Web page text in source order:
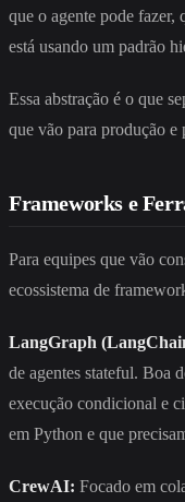
que o agente pode fazer,
está usando um padrão
Essa abstração é o que
que vão para produção e
Frameworks e
Para equipes que vão
ecossistema de
LangGraph
de agentes stateful. Boa
execução condicional e
em Python e que
CrewAI: Focado em